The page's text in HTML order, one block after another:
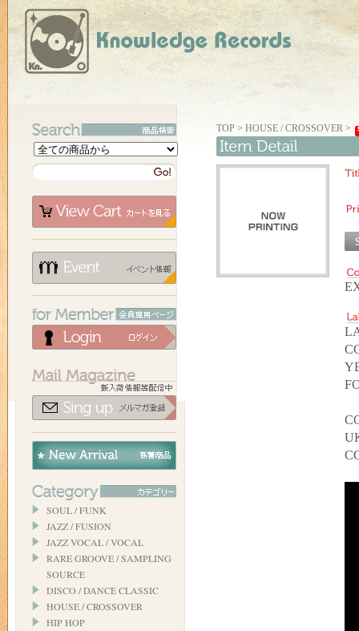
SOUL / FUNK
JAZZ / FUSION
JAZZ VOCAL / VOCAL
RARE GROOVE / SAMPLING
SOURCE
DISCO / DANCE CLASSIC
HOUSE / CROSSOVER
HIP HOP
TOP > HOUSE / CROSSOVER >